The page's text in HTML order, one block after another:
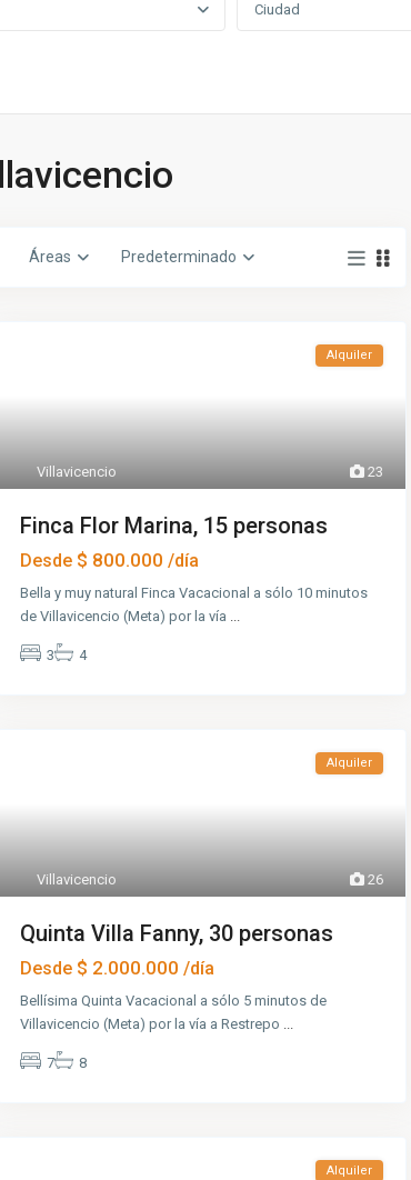
Ciudad
Áreas Predeterminado
23
Villavicencio
Alquiler
Finca Flor Marina, 15 personas
Desde $ 800.000 /día
Bella y muy natural Finca Vacacional a sólo 10 minutos
de Villavicencio (Meta) por la vía ...
3 4
26
Villavicencio
Alquiler
Quinta Villa Fanny, 30 personas
Desde $ 2.000.000 /día
Bellísima Quinta Vacacional a sólo 5 minutos de
Villavicencio (Meta) por la vía a Restrepo ...
7 8
Alquiler